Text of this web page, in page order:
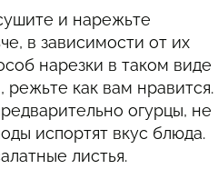
и нарежьте
в зависимости от их
нарезки в таком виде
режьте как вам нравится.
огурцы, не
испортят вкус блюда.
листья.